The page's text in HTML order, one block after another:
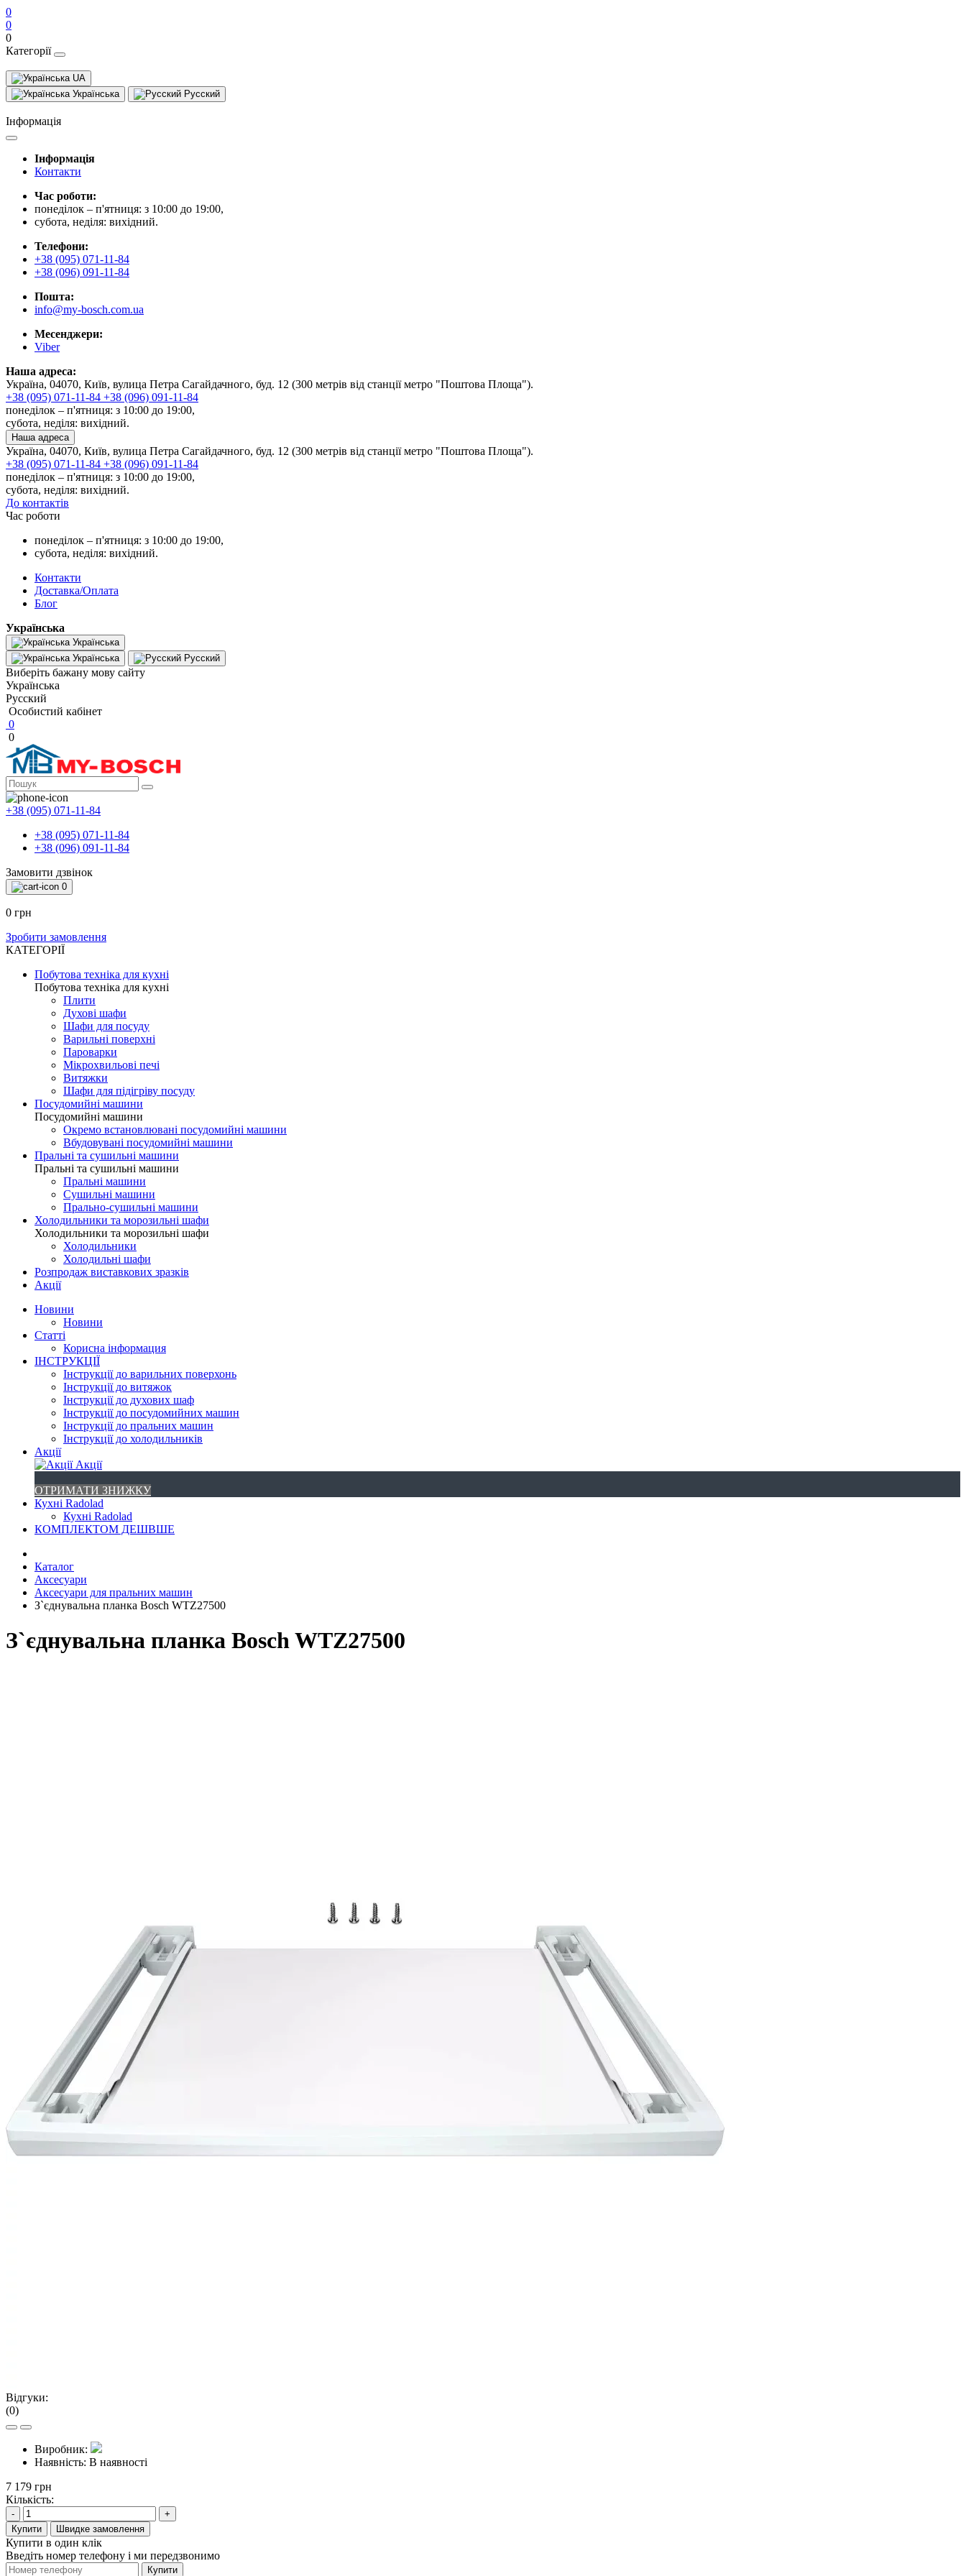
0
0
0
Категорії
UA
Українська
Русский
Інформація
Інформація
Контакти
Час роботи:
понеділок – п'ятниця: з 10:00 до 19:00,
субота, неділя: вихідний.
Телефони:
+38 (095) 071-11-84
+38 (096) 091-11-84
Пошта:
info@my-bosch.com.ua
Месенджери:
Viber
Наша адреса:
Україна, 04070, Київ, вулица Петра Сагайдачного, буд. 12 (300 метрів від станції метро "Поштова Площа").
+38 (095) 071-11-84 +38 (096) 091-11-84
понеділок – п'ятниця: з 10:00 до 19:00,
субота, неділя: вихідний.
Наша адреса
Україна, 04070, Київ, вулица Петра Сагайдачного, буд. 12 (300 метрів від станції метро "Поштова Площа").
+38 (095) 071-11-84 +38 (096) 091-11-84
понеділок – п'ятниця: з 10:00 до 19:00,
субота, неділя: вихідний.
До контактів
Час роботи
понеділок – п'ятниця: з 10:00 до 19:00,
субота, неділя: вихідний.
Контакти
Доставка/Оплата
Блог
Українська
Українська
Українська
Русский
Виберіть бажану мову сайту
Українська
Русский
Особистий кабінет
0
0
+38 (095) 071-11-84
+38 (095) 071-11-84
+38 (096) 091-11-84
Замовити дзвінок
0
0 грн
Зробити замовлення
КАТЕГОРІЇ
Побутова техніка для кухні
Побутова техніка для кухні
Плити
Духові шафи
Шафи для посуду
Варильні поверхні
Пароварки
Мікрохвильові печі
Витяжки
Шафи для підігріву посуду
Посудомийні машини
Посудомийні машини
Окремо встановлювані посудомийні машини
Вбудовувані посудомийні машини
Пральні та сушильні машини
Пральні та сушильні машини
Пральні машини
Сушильні машини
Прально-сушильні машини
Холодильники та морозильні шафи
Холодильники та морозильні шафи
Холодильники
Холодильні шафи
Розпродаж виставкових зразків
Акції
Новини
Новини
Статті
Корисна інформация
ІНСТРУКЦІЇ
Інструкції до варильних поверхонь
Інструкції до витяжок
Інструкції до духових шаф
Інструкції до посудомийних машин
Інструкції до пральних машин
Інструкції до холодильників
Акції
Акції
ОТРИМАТИ ЗНИЖКУ
Кухні Radolad
Кухні Radolad
КОМПЛЕКТОМ ДЕШВШЕ
Каталог
Аксесуари
Аксесуари для пральних машин
З`єднувальна планка Bosch WTZ27500
З`єднувальна планка Bosch WTZ27500
Відгуки:
(0)
Виробник:
Наявність: В наявності
7 179 грн
Кількість:
-
+
Купити
Швидке замовлення
Купити в один клік
Введіть номер телефону і ми передзвонимо
Купити